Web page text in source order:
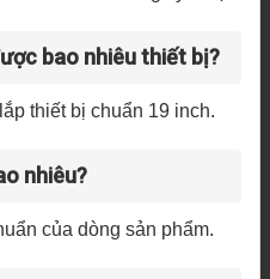
bao nhiêu thiết bị?
thiết bị chuẩn 19 inch.
nhiêu?
của dòng sản phẩm.